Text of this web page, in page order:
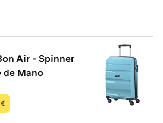
Air - Spinner
de Mano
€